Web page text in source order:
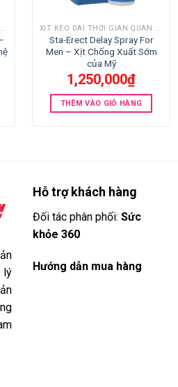
Sta-Erect Delay Spray For
Men – Xịt Chống Xuất Sớm
của Mỹ
1,250,000₫
THÊM VÀO GIỎ HÀNG
lý
Hỗ trợ khách hàng
Đối tác phân phối: Sức
khỏe 360
Hướng dẫn mua hàng